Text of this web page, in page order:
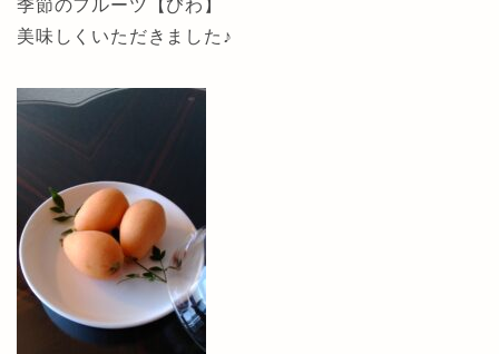
季節のフルーツ【びわ】
美味しくいただきました♪